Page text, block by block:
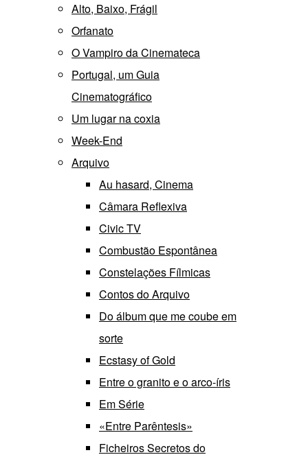
Alto, Baixo, Frágil
Orfanato
O Vampiro da Cinemateca
Portugal, um Guia
Cinematográfico
Um lugar na coxia
Week-End
Arquivo
Au hasard, Cinema
Câmara Reflexiva
Civic TV
Combustão Espontânea
Constelações Fílmicas
Contos do Arquivo
Do álbum que me coube em
sorte
Ecstasy of Gold
Entre o granito e o arco-íris
Em Série
«Entre Parêntesis»
Ficheiros Secretos do